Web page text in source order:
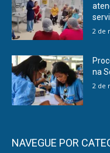
2 de
na
2 de
NAVEGUE POR